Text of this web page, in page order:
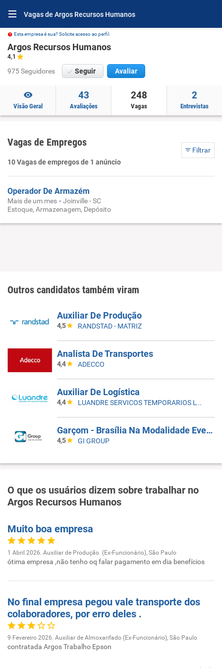
Vagas de Argos Recursos Humanos
Esta empresa é sua? Solicite acesso ao perfil.
Argos Recursos Humanos
4,1
975 Seguidores Seguir Avaliar
Visão Geral
43
Avaliações
248
Vagas
2
Entrevistas
Vagas de Empregos
Filtrar
10 Vagas de empregos de 1 anúncio
Operador De Armazém
Mais de um mes -Joinville - SC
Estoque, Armazenagem, Depósito
Outros candidatos também viram
Auxiliar De Produção
4,5 RANDSTAD - MATRIZ
Analista De Transportes
4,4 ADECCO
Auxiliar De Logística
4,4 LUANDRE SERVICOS TEMPORARIOS LTDA. (C-I)
Garçom - Brasília Na Modalidade Eventual
4,5 GI GROUP
O que os usuários dizem sobre trabalhar no
Argos Recursos Humanos
Muito boa empresa
1 Abril 2026. Auxiliar de Produção (Ex-Funcionário), São Paulo
ótima empresa ,não tenho oq falar pagamento em dia benefícios
No final empresa pegou vale transporte dos
colaboradores, por erro deles .
9 Fevereiro 2026. Auxiliar de Almoxarifado (Ex-Funcionário), São Paulo
contratada Argos Trabalho Epson